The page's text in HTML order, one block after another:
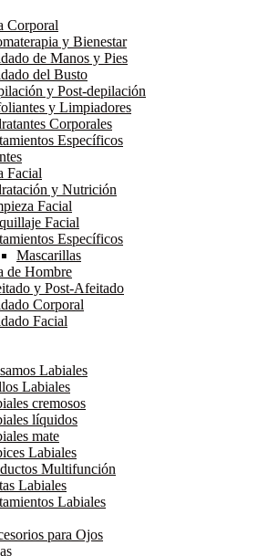
Corporal
y Bienestar
de Manos y Pies
del Busto
y Post-depilación
y Limpiadores
Corporales
Específicos
Facial
y Nutrición
Facial
Facial
Específicos
Mascarillas
de Hombre
y Post-Afeitado
Corporal
Facial
Labiales
Labiales
cremosos
líquidos
mate
Labiales
Multifunción
Labiales
Labiales
para Ojos